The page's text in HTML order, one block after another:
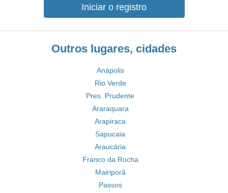
Iniciar o registro
Outros lugares, cidades
Anápolis
Rio Verde
Pres. Prudente
Araraquara
Arapiraca
Sapucaia
Araucária
Franco da Rocha
Mairiporã
Passos